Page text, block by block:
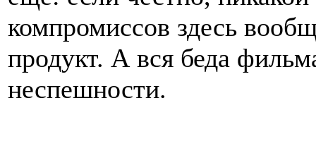
компромиссов здесь
продукт. А вся беда
неспешности.